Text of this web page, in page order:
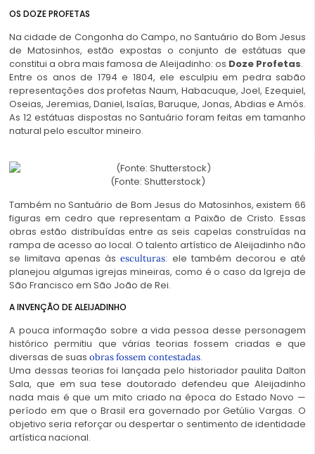
OS DOZE PROFETAS
Na cidade de Congonha do Campo, no Santuário do Bom Jesus
de Matosinhos, estão expostas o conjunto de estátuas que
constitui a obra mais famosa de Aleijadinho: os Doze Profetas.
Entre os anos de 1794 e 1804, ele esculpiu em pedra sabão
representações dos profetas Naum, Habacuque, Joel, Ezequiel,
Oseias, Jeremias, Daniel, Isaías, Baruque, Jonas, Abdias e Amós.
As 12 estátuas dispostas no Santuário foram feitas em tamanho
natural pelo escultor mineiro.
(Fonte: Shutterstock)
Também no Santuário de Bom Jesus do Matosinhos, existem 66
figuras em cedro que representam a Paixão de Cristo. Essas
obras estão distribuídas entre as seis capelas construídas na
rampa de acesso ao local. O talento artístico de Aleijadinho não
se limitava apenas àsesculturas: ele também decorou e até
planejou algumas igrejas mineiras, como é o caso da Igreja de
São Francisco em São João de Rei.
A INVENÇÃO DE ALEIJADINHO
A pouca informação sobre a vida pessoa desse personagem
histórico permitiu que várias teorias fossem criadas e que
diversas de suas obras fossem contestadas.
Uma dessas teorias foi lançada pelo historiador paulita Dalton
Sala, que em sua tese doutorado defendeu que Aleijadinho
nada mais é que um mito criado na época do Estado Novo —
período em que o Brasil era governado por Getúlio Vargas. O
objetivo seria reforçar ou despertar o sentimento de identidade
artística nacional.